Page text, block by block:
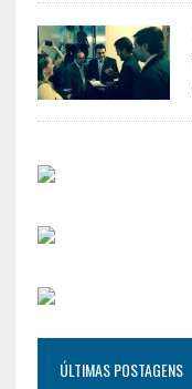
ÚLTIMAS POSTAGENS